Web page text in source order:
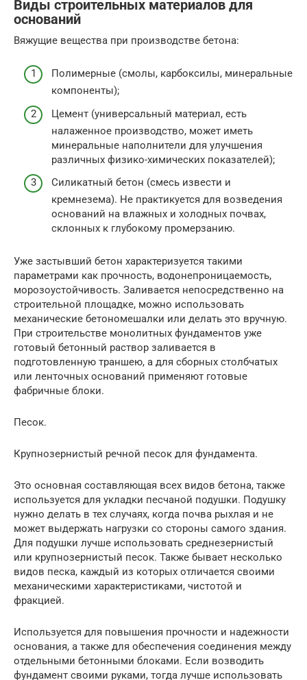
Виды строительных материалов для
оснований
Вяжущие вещества при производстве бетона:
Полимерные (смолы, карбоксилы, минеральные
компоненты);
Цемент (универсальный материал, есть
налаженное производство, может иметь
минеральные наполнители для улучшения
различных физико-химических показателей);
Силикатный бетон (смесь извести и
кремнезема). Не практикуется для возведения
оснований на влажных и холодных почвах,
склонных к глубокому промерзанию.
Уже застывший бетон характеризуется такими
параметрами как прочность, водонепроницаемость,
морозоустойчивость. Заливается непосредственно на
строительной площадке, можно использовать
механические бетономешалки или делать это вручную.
При строительстве монолитных фундаментов уже
готовый бетонный раствор заливается в
подготовленную траншею, а для сборных столбчатых
или ленточных оснований применяют готовые
фабричные блоки.
Песок.
Крупнозернистый речной песок для фундамента.
Это основная составляющая всех видов бетона, также
используется для укладки песчаной подушки. Подушку
нужно делать в тех случаях, когда почва рыхлая и не
может выдержать нагрузки со стороны самого здания.
Для подушки лучше использовать среднезернистый
или крупнозернистый песок. Также бывает несколько
видов песка, каждый из которых отличается своими
механическими характеристиками, чистотой и
фракцией.
Используется для повышения прочности и надежности
основания, а также для обеспечения соединения между
отдельными бетонными блоками. Если возводить
фундамент своими руками, тогда лучше использовать